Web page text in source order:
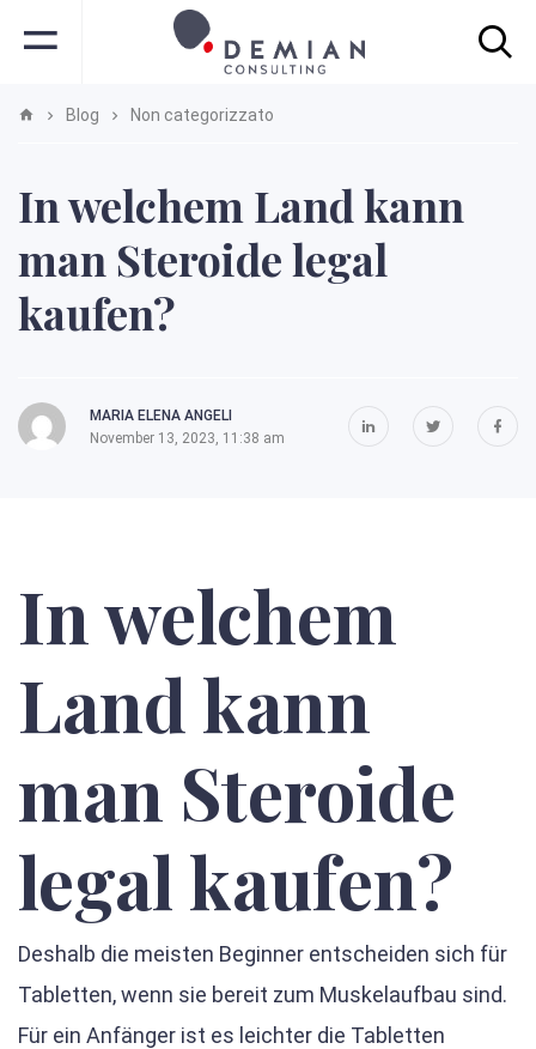
Blog Non categorizzato
In welchem Land kann
man Steroide legal
kaufen?
MARIA ELENA ANGELI
November 13, 2023, 11:38 am
In welchem
Land kann
man Steroide
legal kaufen?
Deshalb die meisten Beginner entscheiden sich für
Tabletten, wenn sie bereit zum Muskelaufbau sind.
Für ein Anfänger ist es leichter die Tabletten